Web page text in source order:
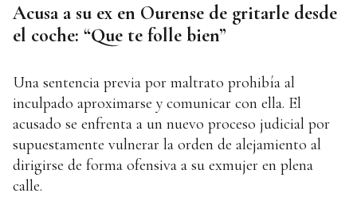
Acusa a su ex en Ourense de gritarle desde
el coche: “Que te folle bien”
Una sentencia previa por maltrato prohibía al
inculpado aproximarse y comunicar con ella. El
acusado se enfrenta a un nuevo proceso judicial por
supuestamente vulnerar la orden de alejamiento al
dirigirse de forma ofensiva a su exmujer en plena
calle.